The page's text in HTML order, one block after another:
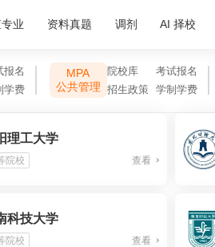
业 资料真题 调剂 AI 择校
报名
学费
MPA
公共管理
院校库
考试报名
招生政策
学制学费
理工大学
院校 查看
科技大学
院校 查看